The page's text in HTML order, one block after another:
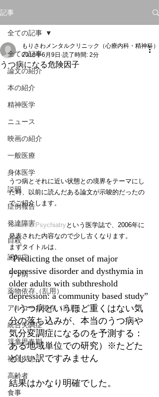
記事
全ての記事
論文の紹介
本の紹介
精神医学
ニュース
映画の紹介
一般医療
身体医学
説明
症例報告
発達障害
自殺
認知症
うつ病
薬物依存（乱用）
アルコール依存（乱用）
統合失調症
児童思春期
神経疾患
高齢者
食事
全ての記事
うつ病になる危険因子
もりさわメンタルクリニック（心療内科・精神科）
2018年6月9日 読了時間: 2分
うつ病とそれに近い状態との境界をテーマにし
た時、以前に読んだある論文が示唆的だったの
でご紹介します。
Geriatric Psychiatry という医学誌で、2006年に
発表された内容なので少し古くなります。
まずタイトルは、
“Predicting the onset of major
depressive disorder and dysthymia in
older adults with subthreshold
depression: a community based study”
（うつ病というほど重くはない気
分の落ち込みが、本当のうつ病や
気分変調症になるのを予測する：
ある地域単位での研究）※たどた
どしい訳ですみません
結果はかなり明確でした。